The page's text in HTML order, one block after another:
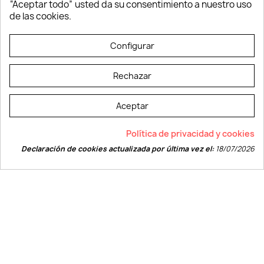
Vestuario laboral
© LEVELPRINT - 2026
La página dispone de código accesible según las normas dictadas por la
W3C
“Aceptar todo” usted da su consentimiento a nuestro uso
de las cookies.
Configurar
Rechazar
Aceptar
Política de privacidad y cookies
Declaración de cookies actualizada por última vez el:18/07/2026